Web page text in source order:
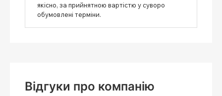
якісно, ​​за прийнятною вартістю у суворо
обумовлені терміни.
Відгуки про компанію